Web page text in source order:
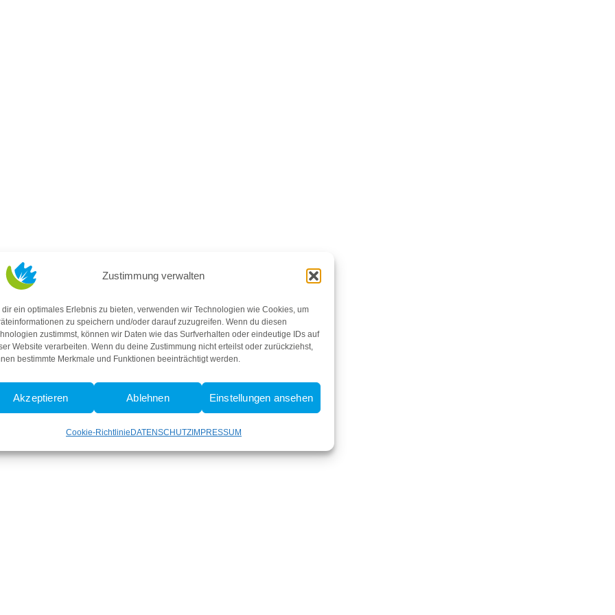
Zustimmung verwalten
dir ein optimales Erlebnis zu bieten, verwenden wir Technologien wie Cookies, um
zu speichern und/oder darauf zuzugreifen. Wenn du diesen
zustimmst, können wir Daten wie das Surfverhalten oder eindeutige IDs auf
Website verarbeiten. Wenn du deine Zustimmung nicht erteilst oder zurückziehst,
bestimmte Merkmale und Funktionen beeinträchtigt werden.
Akzeptieren Ablehnen Einstellungen ansehen
Cookie-Richtlinie DATENSCHUTZIMPRESSUM